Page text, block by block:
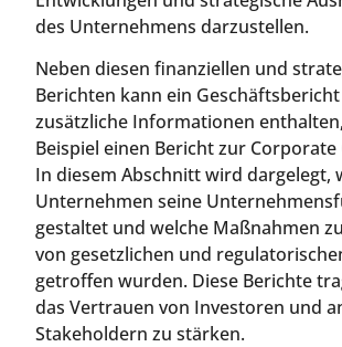
des Unternehmens darzustellen.
Neben diesen finanziellen und
Berichten kann ein
zusätzliche Informationen
Beispiel einen Bericht zur Corporate
In diesem Abschnitt wird dargelegt,
Unternehmen seine
gestaltet und welche Maßnahmen
von gesetzlichen und
getroffen wurden. Diese Berichte
das Vertrauen von Investoren und
Stakeholdern zu stärken.